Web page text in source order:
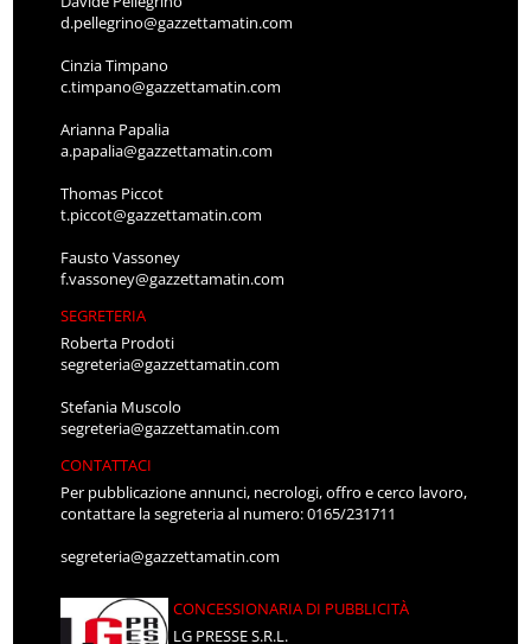
d.pellegrino@gazzettamatin.com
Cinzia Timpano
c.timpano@gazzettamatin.com
Arianna Papalia
a.papalia@gazzettamatin.com
Thomas Piccot
t.piccot@gazzettamatin.com
Fausto Vassoney
f.vassoney@gazzettamatin.com
SEGRETERIA
Roberta Prodoti
segreteria@gazzettamatin.com
Stefania Muscolo
segreteria@gazzettamatin.com
CONTATTACI
Per pubblicazione annunci, necrologi, offro e cerco lavoro,
contattare la segreteria al numero: 0165/231711
segreteria@gazzettamatin.com
CONCESSIONARIA DI PUBBLICITÀ
LG PRESSE S.R.L.